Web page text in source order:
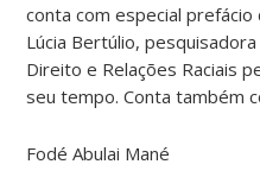
conta com especial
Lúcia Bertúlio,
Direito e Relações Raciais
seu tempo. Conta também
Fodé Abulai Mané